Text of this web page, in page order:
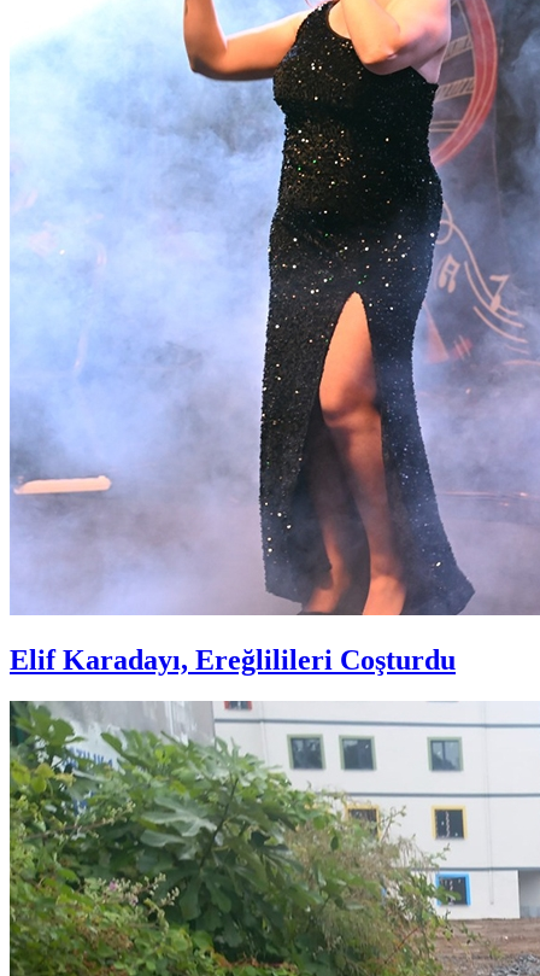
Elif Karadayı, Ereğlilileri Coşturdu